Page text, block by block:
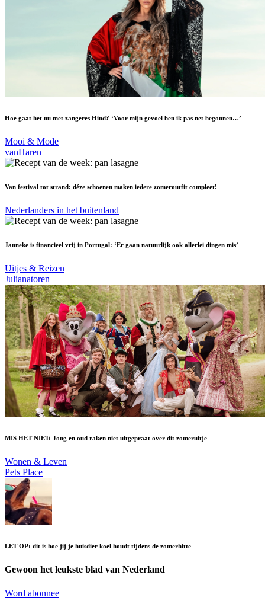
Hoe gaat het nu met zangeres Hind? ‘Voor mijn gevoel ben ik pas net begonnen…’
Mooi & Mode
vanHaren
Van festival tot strand: déze schoenen maken iedere zomeroutfit compleet!
Nederlanders in het buitenland
Janneke is financieel vrij in Portugal: ‘Er gaan natuurlijk ook allerlei dingen mis’
Uitjes & Reizen
Julianatoren
MIS HET NIET: Jong en oud raken niet uitgepraat over dít zomeruitje
Wonen & Leven
Pets Place
LET OP: dit is hoe jij je huisdier koel houdt tijdens de zomerhitte
Gewoon het leukste blad van Nederland
Word abonnee